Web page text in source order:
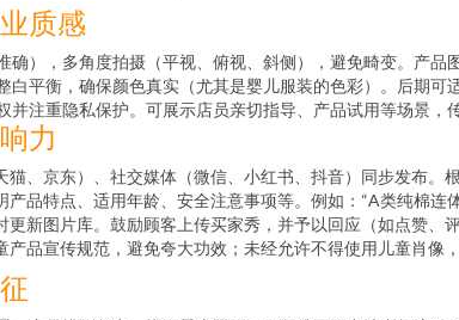
质感
确），多角度拍摄（平视、俯视、斜侧），避免畸变。产品
白平衡，确保颜色真实（尤其是婴儿服装的色彩）。后期可
并注重隐私保护。可展示店员亲切指导、产品试用等场景，
力
猫、京东）、社交媒体（微信、小红书、抖音）同步发布。
产品特点、适用年龄、安全注意事项等。例如：“A类纯棉连
更新图片库。鼓励顾客上传买家秀，并予以回应（如点赞、
品宣传规范，避免夸大功效；未经允许不得使用儿童肖像